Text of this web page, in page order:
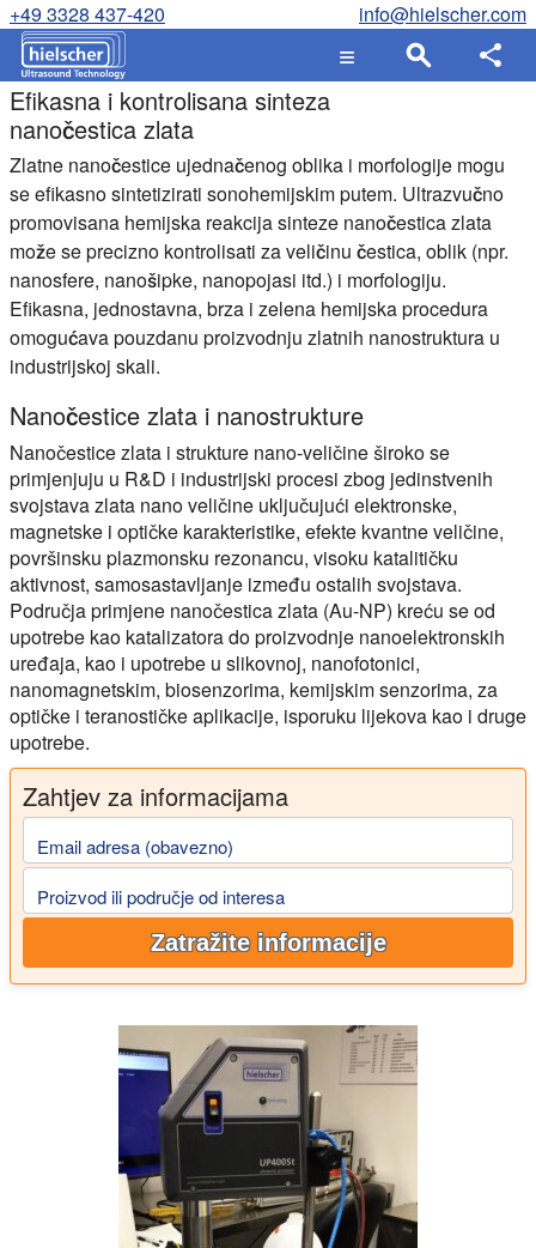
+49 3328 437-420 info@hielscher.com
Efikasna i kontrolisana sinteza
nanočestica zlata
Zlatne nanočestice ujednačenog oblika i morfologije mogu
se efikasno sintetizirati sonohemijskim putem. Ultrazvučno
promovisana hemijska reakcija sinteze nanočestica zlata
može se precizno kontrolisati za veličinu čestica, oblik (npr.
nanosfere, nanošipke, nanopojasi itd.) i morfologiju.
Efikasna, jednostavna, brza i zelena hemijska procedura
omogućava pouzdanu proizvodnju zlatnih nanostruktura u
industrijskoj skali.
Nanočestice zlata i nanostrukture
Nanočestice zlata i strukture nano-veličine široko se
primjenjuju u R&D i industrijski procesi zbog jedinstvenih
svojstava zlata nano veličine uključujući elektronske,
magnetske i optičke karakteristike, efekte kvantne veličine,
površinsku plazmonsku rezonancu, visoku katalitičku
aktivnost, samosastavljanje između ostalih svojstava.
Područja primjene nanočestica zlata (Au-NP) kreću se od
upotrebe kao katalizatora do proizvodnje nanoelektronskih
uređaja, kao i upotrebe u slikovnoj, nanofotonici,
nanomagnetskim, biosenzorima, kemijskim senzorima, za
optičke i teranostičke aplikacije, isporuku lijekova kao i druge
upotrebe.
Zahtjev za informacijama
Email adresa (obavezno)
Proizvod ili područje od interesa
Zatražite informacije